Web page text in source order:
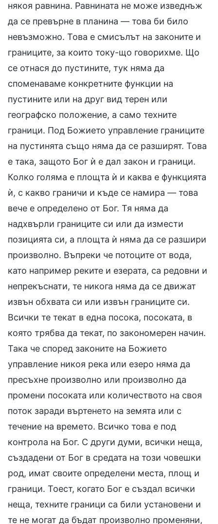
някоя равнина. Равнината не може изведнъж
да се превърне в планина — това би било
невъзможно. Това е смисълът на законите и
границите, за които току-що говорихме. Що
се отнася до пустините, тук няма да
споменаваме конкретните функции на
пустините или на друг вид терен или
географско положение, а само техните
граници. Под Божието управление границите
на пустинята също няма да се разширят. Това
е така, защото Бог ѝ е дал закон и граници.
Колко голяма е площта ѝ и каква е функцията
ѝ, с какво граничи и къде се намира — това
вече е определено от Бог. Тя няма да
надхвърли границите си или да измести
позицията си, а площта ѝ няма да се разшири
произволно. Въпреки че потоците от вода,
като например реките и езерата, са редовни и
непрекъснати, те никога няма да се движат
извън обхвата си или извън границите си.
Всички те текат в една посока, посоката, в
която трябва да текат, по закономерен начин.
Така че според законите на Божието
управление никоя река или езеро няма да
пресъхне произволно или произволно да
промени посоката или количеството на своя
поток заради въртенето на земята или с
течение на времето. Всичко това е под
контрола на Бог. С други думи, всички неща,
създадени от Бог в средата на този човешки
род, имат своите определени места, площ и
граници. Тоест, когато Бог е създал всички
неща, техните граници са били установени и
те не могат да бъдат произволно променяни,